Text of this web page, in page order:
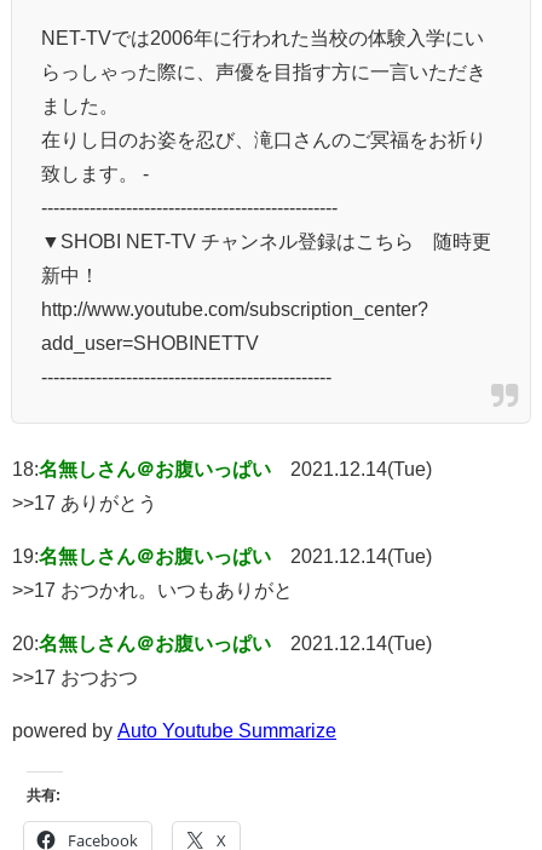
NET-TVでは2006年に行われた当校の体験入学にい
らっしゃった際に、声優を目指す方に一言いただき
ました。
在りし日のお姿を忍び、滝口さんのご冥福をお祈り
致します。 -
-------------------------------------------------
▼SHOBI NET-TV チャンネル登録はこちら 随時更
新中！
http://www.youtube.com/subscription_center?
add_user=SHOBINETTV
------------------------------------------------
18:名無しさん＠お腹いっぱい
2021.12.14(Tue)
>>17 ありがとう
19:名無しさん＠お腹いっぱい
2021.12.14(Tue)
>>17 おつかれ。いつもありがと
20:名無しさん＠お腹いっぱい
2021.12.14(Tue)
>>17 おつおつ
powered by Auto Youtube Summarize
共有:
Facebook X